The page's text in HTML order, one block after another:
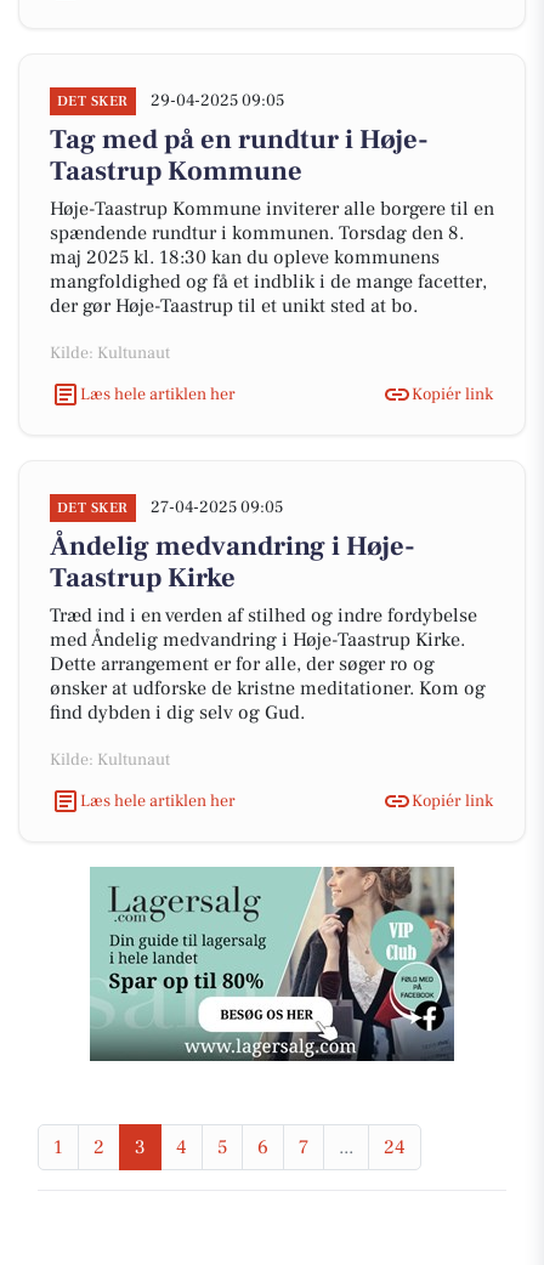
DET SKER 29-04-2025 09:05
Tag med på en rundtur i Høje-
Taastrup Kommune
Høje-Taastrup Kommune inviterer alle borgere til en
spændende rundtur i kommunen. Torsdag den 8.
maj 2025 kl. 18:30 kan du opleve kommunens
mangfoldighed og få et indblik i de mange facetter,
der gør Høje-Taastrup til et unikt sted at bo.
Kilde: Kultunaut
Læs hele artiklen her
Kopiér link
DET SKER 27-04-2025 09:05
Åndelig medvandring i Høje-
Taastrup Kirke
Træd ind i en verden af stilhed og indre fordybelse
med Åndelig medvandring i Høje-Taastrup Kirke.
Dette arrangement er for alle, der søger ro og
ønsker at udforske de kristne meditationer. Kom og
find dybden i dig selv og Gud.
Kilde: Kultunaut
Læs hele artiklen her
Kopiér link
1 2 3 4 5 6 7 ... 24